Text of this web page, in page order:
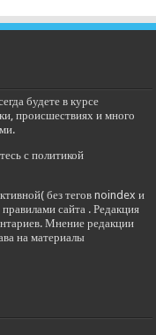
будете в курсе
происшествиях и много
с политикой
без тегов noindex и
сайта . Редакция
Мнение редакции
на материалы